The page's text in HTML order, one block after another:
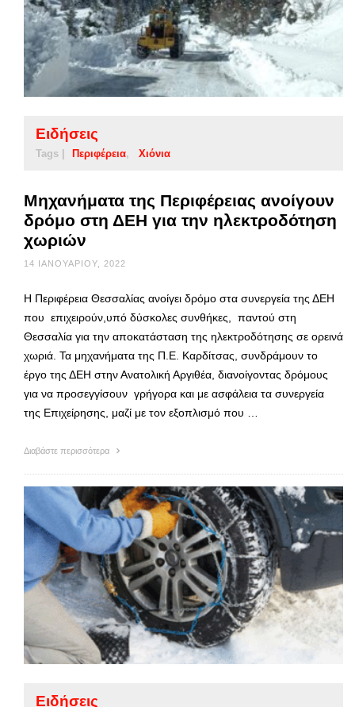
Ειδήσεις
Tags | Περιφέρεια Χιόνια
Μηχανήματα της Περιφέρειας ανοίγουν
δρόμο στη ΔΕΗ για την ηλεκτροδότηση
χωριών
14 ΙΑΝΟΥΑΡΊΟΥ, 2022
Η Περιφέρεια Θεσσαλίας ανοίγει δρόμο στα συνεργεία της ΔΕΗ
που επιχειρούν,υπό δύσκολες συνθήκες, παντού στη
Θεσσαλία για την αποκατάσταση της ηλεκτροδότησης σε ορεινά
χωριά. Τα μηχανήματα της Π.Ε. Καρδίτσας, συνδράμουν το
έργο της ΔΕΗ στην Ανατολική Αργιθέα, διανοίγοντας δρόμους
για να προσεγγίσουν γρήγορα και με ασφάλεια τα συνεργεία
της Επιχείρησης, μαζί με τον εξοπλισμό που …
Διαβάστε περισσότερα
Ειδήσεις